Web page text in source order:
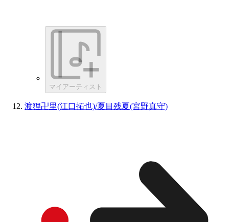
マイアーティスト
渡狸卍里(江口拓也)/夏目残夏(宮野真守)